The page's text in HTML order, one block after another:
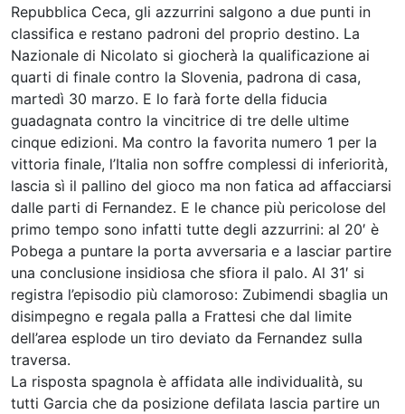
Repubblica Ceca, gli azzurrini salgono a due punti in
classifica e restano padroni del proprio destino. La
Nazionale di Nicolato si giocherà la qualificazione ai
quarti di finale contro la Slovenia, padrona di casa,
martedì 30 marzo. E lo farà forte della fiducia
guadagnata contro la vincitrice di tre delle ultime
cinque edizioni. Ma contro la favorita numero 1 per la
vittoria finale, l’Italia non soffre complessi di inferiorità,
lascia sì il pallino del gioco ma non fatica ad affacciarsi
dalle parti di Fernandez. E le chance più pericolose del
primo tempo sono infatti tutte degli azzurrini: al 20′ è
Pobega a puntare la porta avversaria e a lasciar partire
una conclusione insidiosa che sfiora il palo. Al 31′ si
registra l’episodio più clamoroso: Zubimendi sbaglia un
disimpegno e regala palla a Frattesi che dal limite
dell’area esplode un tiro deviato da Fernandez sulla
traversa.
La risposta spagnola è affidata alle individualità, su
tutti Garcia che da posizione defilata lascia partire un